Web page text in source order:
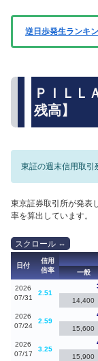
逆日歩発生ランキ
ＰＩＬＬ
残高】
東証の週末信用取引
東京証券取引所が発表
率を算出しています。
日付
信用
倍率
一般
2026
07/31
2.51
14,400
2026
07/24
2.59
15,600
2026
07/17
3.25
15,900